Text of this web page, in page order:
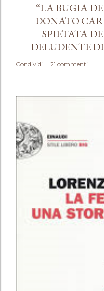
“LA BUGIA
DONATO
SPIETATA
DELUDENTE
Condividi 21 commenti